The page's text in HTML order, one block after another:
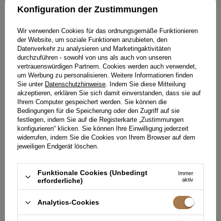
WAS ZU GEPUNKTETEN KLEIDERN
TRAGEN?
Wie bereits erwähnt, ist der Polka-Dot-Print so vielseitig, dass er
einfach perfekt zu allem passt. Je nachdem, welchen Effekt Sie
erzielen möchten, setzen Sie auf Komfort - schließlich geht es
auch in den ernstesten Outfits darum, sich einfach wohl zu
Polka-Dot-Blusen haben das Glück, sowohl zu Hosen als auch
zu Röcken zu passen. Sie sehen gut aus in Kombination mit
weißen Zigarettenhosen und passen perfekt zum Trend der
tragen, können Sie sicher sein, dass Sie selbst in einem so
einfachen Outfit stilvoll aussehen werden. Wenn Sie Ihr
Schuhwerk vor einem Date in hohe Schuhe wechseln, können
Konfiguration der Zustimmungen
Wir verwenden Cookies für das ordnungsgemäße Funktionieren
der Website, um soziale Funktionen anzubieten, den
Datenverkehr zu analysieren und Marketingaktivitäten
durchzuführen - sowohl von uns als auch von unseren
vertrauenswürdigen Partnern. Cookies werden auch verwendet,
um Werbung zu personalisieren. Weitere Informationen finden
Sie unter Datenschutzhinweise. Indem Sie diese Mitteilung
akzeptieren, erklären Sie sich damit einverstanden, dass sie auf
Ihrem Computer gespeichert werden. Sie können die
Bedingungen für die Speicherung oder den Zugriff auf sie
festlegen, indem Sie auf die Registerkarte „Zustimmungen
konfigurieren“ klicken. Sie können Ihre Einwilligung jederzeit
widerrufen, indem Sie die Cookies von Ihrem Browser auf dem
jeweiligen Endgerät löschen.
Funktionale Cookies (Unbedingt
erforderliche)
Immer
aktiv
Analytics-Cookies